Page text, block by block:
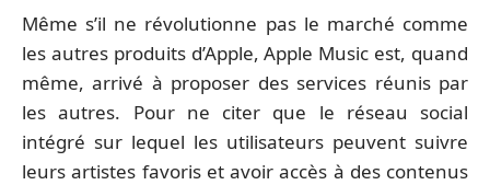
Même s’il ne révolutionne pas le marché comme
les autres produits d’Apple, Apple Music est, quand
même, arrivé à proposer des services réunis par
les autres. Pour ne citer que le réseau social
intégré sur lequel les utilisateurs peuvent suivre
leurs artistes favoris et avoir accès à des contenus